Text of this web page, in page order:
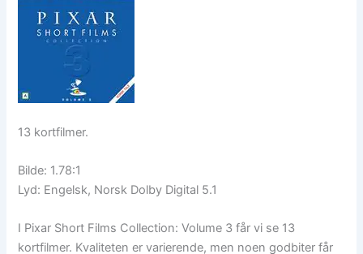
13 kortfilmer.
Bilde: 1.78:1
Lyd: Engelsk, Norsk Dolby Digital 5.1
I Pixar Short Films Collection: Volume 3 får vi se 13
kortfilmer. Kvaliteten er varierende, men noen godbiter får